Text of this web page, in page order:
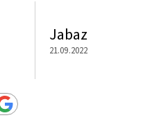
Jabaz
21.09.2022